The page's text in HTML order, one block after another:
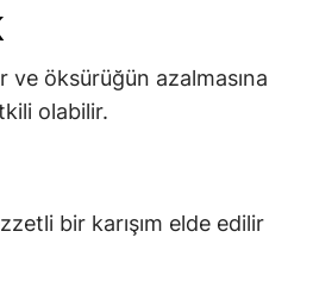
ve öksürüğün azalmasına
olabilir.
bir karışım elde edilir